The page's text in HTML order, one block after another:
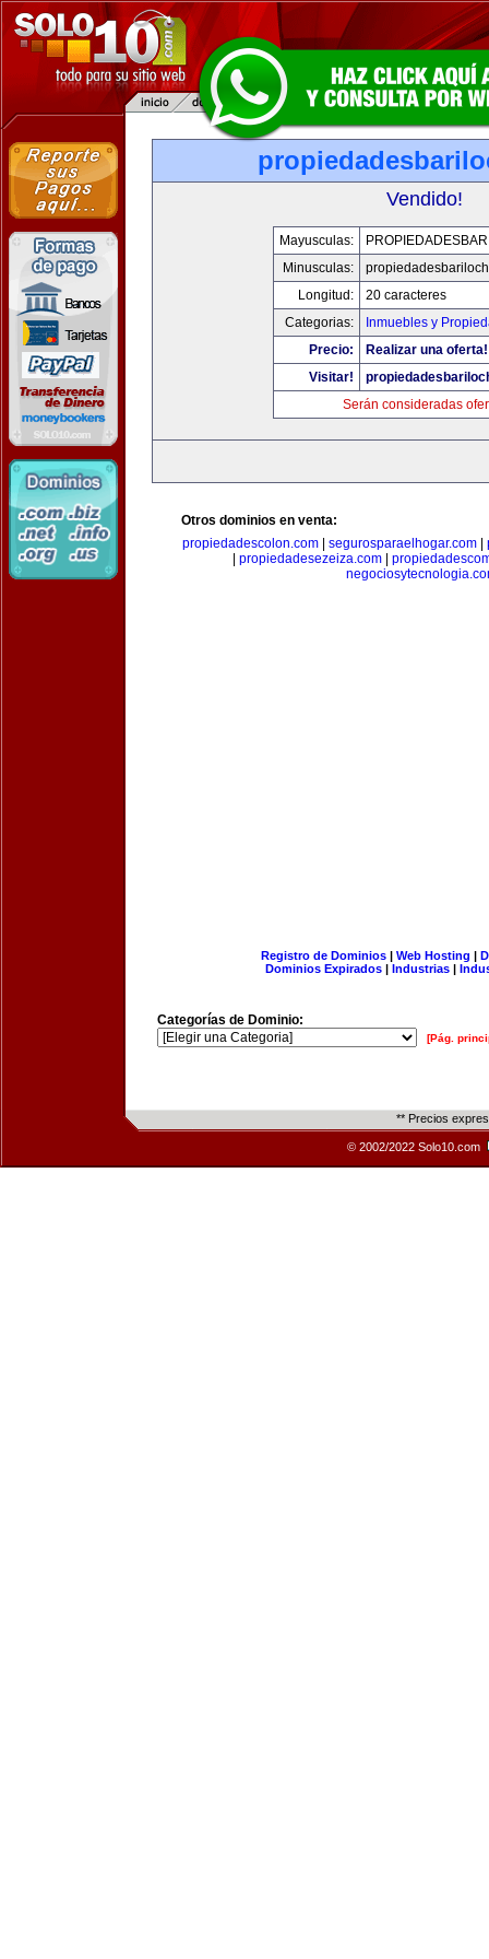
Vendido!
Mayusculas:
Minusculas:
Longitud:
20 caracteres
Categorias:
Inmuebles y
Precio:
Realizar una oferta!
Visitar!
Serán consideradas
Otros dominios en venta:
propiedadescolon.com| segurosparaelhogar.com|
propiedadesezeiza.com
Registro de Dominios| Web Hosting |
Dominios Expirados | Industrias |
Categorías de Dominio:
[Pág.
** Precios
© 2002/2022 Solo10.com